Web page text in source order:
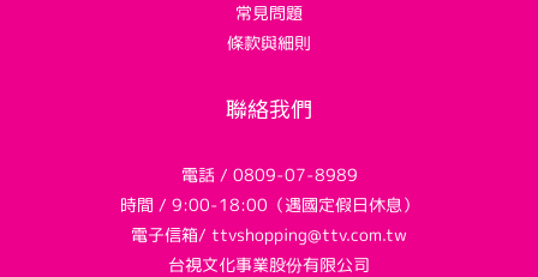
常見問題
條款與細則
聯絡我們
電話 / 0809-07-8989
時間 / 9:00-18:00（遇國定假日休息）
電子信箱/ ttvshopping@ttv.com.tw
台視文化事業股份有限公司